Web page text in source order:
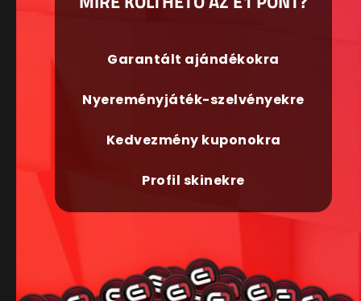
Garantált ajándékokra
Nyereményjáték-szelvényekre
Kedvezmény kuponokra
Profil skinekre